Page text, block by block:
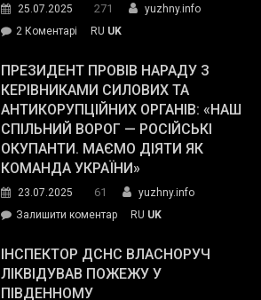
The
Street
Journal.
25.07.2025 271
yuzhny.info
2 Коментарі
Південному
працівникам
ОПЗ
з
матеріального
резерву
гуманітарну
допомогу
RU UK
ПРЕЗИДЕНТ ПРОВІВ НАРАДУ З
КЕРІВНИКАМИ СИЛОВИХ ТА
АНТИКОРУПЦІЙНИХ ОРГАНІВ: «НАШ
СПІЛЬНИЙ ВОРОГ — РОСІЙСЬКІ
ОКУПАНТИ. МАЄМО ДІЯТИ ЯК
КОМАНДА УКРАЇНИ»
23.07.2025 61
yuzhny.info
Залишити коментарon
провів
нараду
RU UK
ІНСПЕКТОР ДСНС ВЛАСНОРУЧ
ЛІКВІДУВАВ ПОЖЕЖУ У
ПІВДЕННОМУ